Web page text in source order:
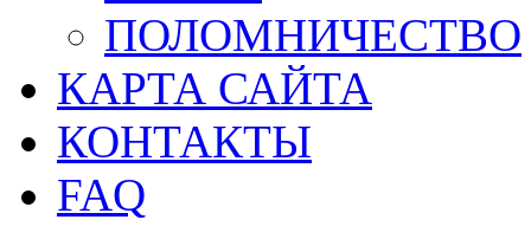
ПОЛОМНИЧЕСТВО
КАРТА САЙТА
КОНТАКТЫ
FAQ